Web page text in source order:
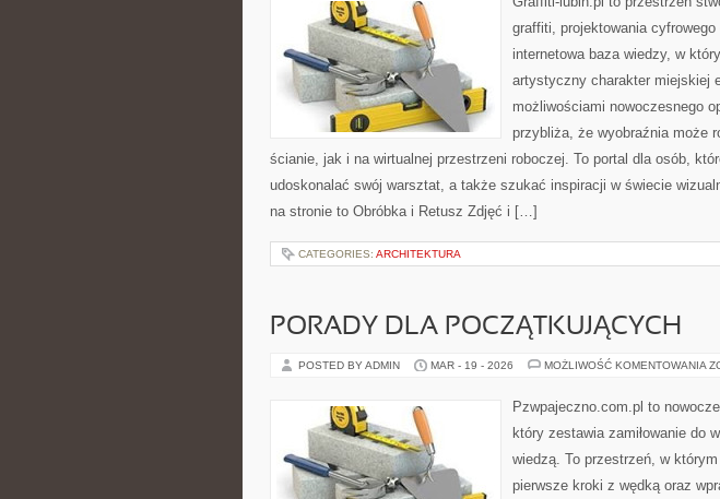
graffiti, projektowania
internetowa baza wiedzy, w
artystyczny charakter miejskiej
możliwościami nowoczesnego
przybliża, że wyobraźnia może
ścianie, jak i na wirtualnej przestrzeni roboczej. To portal dla osób,
udoskonalać swój warsztat, a także szukać inspiracji w świecie
na stronie to Obróbka i Retusz Zdjęć i […]
CATEGORIES: ARCHITEKTURA
PORADY DLA POCZĄTKUJĄCYCH
POSTED BY ADMIN MAR - 19 - 2026 MOŻLIWOŚĆ KOMENTOWANIA
Pzwpajeczno.com.pl to
który zestawia zamiłowanie do
wiedzą. To przestrzeń, w
pierwsze kroki z wędką oraz